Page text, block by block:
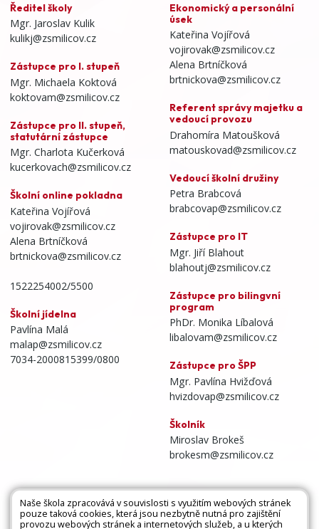
Ředitel školy
Mgr. Jaroslav Kulik
kulikj@zsmilicov.cz
Zástupce pro I. stupeň
Mgr. Michaela Koktová
koktovam@zsmilicov.cz
Zástupce pro II. stupeň,
statutární zástupce
Mgr. Charlota Kučerková
kucerkovach@zsmilicov.cz
Školní online pokladna
Kateřina Vojířová
vojirovak@zsmilicov.cz
Alena Brtníčková
brtnickova@zsmilicov.cz
1522254002/5500
Školní jídelna
Pavlína Malá
malap@zsmilicov.cz
7034-2000815399/0800
Ekonomický a personální
úsek
Kateřina Vojířová
vojirovak@zsmilicov.cz
Alena Brtníčková
brtnickova@zsmilicov.cz
Referent správy majetku a
vedoucí provozu
Drahomíra Matoušková
matouskovad@zsmilicov.cz
Vedoucí školní družiny
Petra Brabcová
brabcovap@zsmilicov.cz
Zástupce pro IT
Mgr. Jiří Blahout
blahoutj@zsmilicov.cz
Zástupce pro bilingvní
program
PhDr. Monika Líbalová
libalovam@zsmilicov.cz
Zástupce pro ŠPP
Mgr. Pavlína Hvižďová
hvizdovap@zsmilicov.cz
Školník
Miroslav Brokeš
brokesm@zsmilicov.cz
Všechna práva vyhrazena. Copyright © 2026 |
Naše škola zpracovává v souvislosti s využitím webových stránek
pouze taková cookies, která jsou nezbytně nutná pro zajištění
provozu webových stránek a internetových služeb, a u kterých